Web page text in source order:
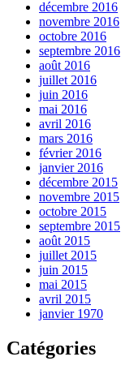
décembre 2016
novembre 2016
octobre 2016
septembre 2016
août 2016
juillet 2016
juin 2016
mai 2016
avril 2016
mars 2016
février 2016
janvier 2016
décembre 2015
novembre 2015
octobre 2015
septembre 2015
août 2015
juillet 2015
juin 2015
mai 2015
avril 2015
janvier 1970
Catégories